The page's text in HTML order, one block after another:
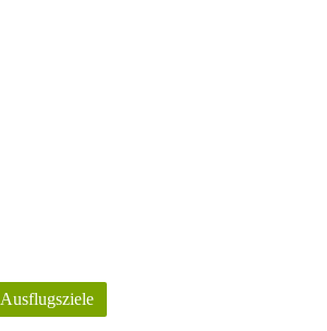
Ausflugsziele